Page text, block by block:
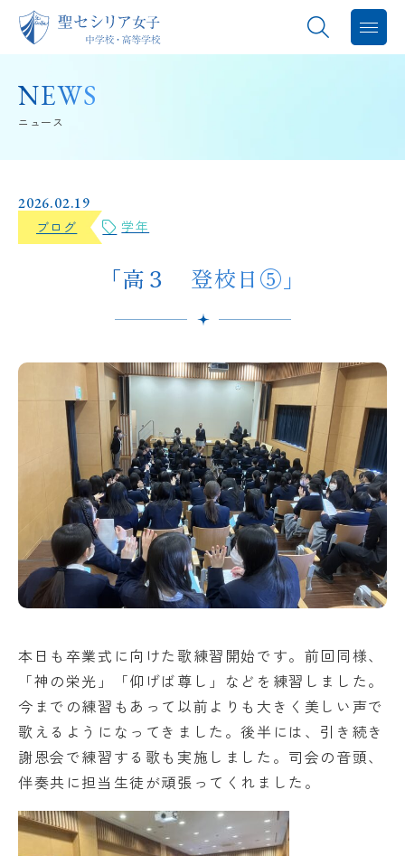
教育内容
進路指導
バレエスタジオ
アクセス NEWS
バレエスタジオ サイトマップ
このサイトについて
NEWS
ニュース
2026.02.19
ブログ 学年
「高３ 登校日⑤」
本日も卒業式に向けた歌練習開始です。前回同様、
「神の栄光」「仰げば尊し」などを練習しました。
今までの練習もあって以前よりも大きく美しい声で
歌えるようになってきました。後半には、引き続き
謝恩会で練習する歌も実施しました。司会の音頭、
伴奏共に担当生徒が頑張ってくれました。